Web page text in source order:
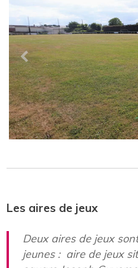
Les aires de jeux
Deux aires de jeux
jeunes : aire de jeux